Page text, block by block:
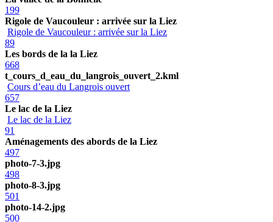
199
Rigole de Vaucouleur : arrivée sur la Liez
Rigole de Vaucouleur : arrivée sur la Liez
89
Les bords de la la Liez
668
t_cours_d_eau_du_langrois_ouvert_2.kml
Cours d’eau du Langrois ouvert
657
Le lac de la Liez
Le lac de la Liez
91
Aménagements des abords de la Liez
497
photo-7-3.jpg
498
photo-8-3.jpg
501
photo-14-2.jpg
500